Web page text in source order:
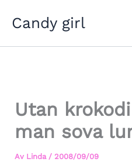
Candy girl
Utan
man sova
Av Linda / 2008/09/09